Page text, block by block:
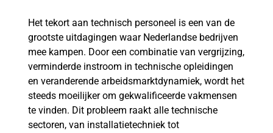
Het tekort aan technisch personeel is een van de
grootste uitdagingen waar Nederlandse bedrijven
mee kampen. Door een combinatie van vergrijzing,
verminderde instroom in technische opleidingen
en veranderende arbeidsmarktdynamiek, wordt het
steeds moeilijker om gekwalificeerde vakmensen
te vinden. Dit probleem raakt alle technische
sectoren, van installatietechniek tot